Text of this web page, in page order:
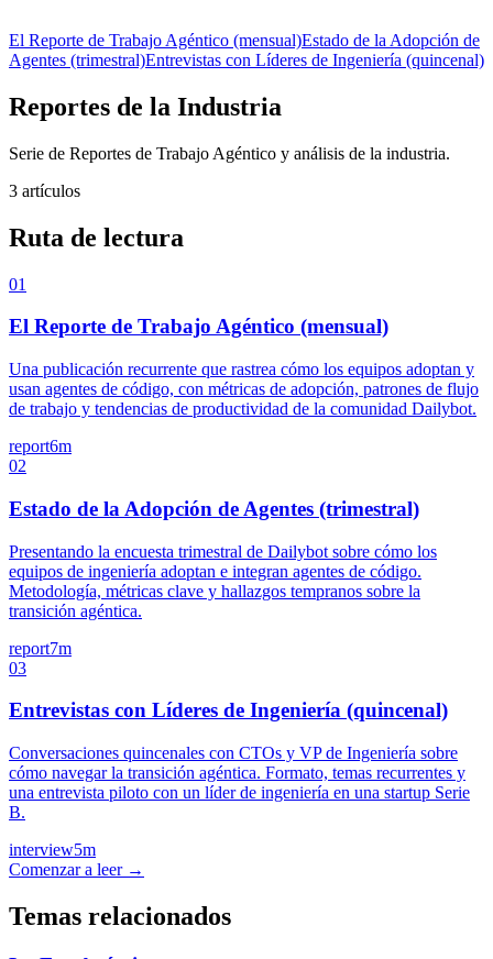
El Reporte de Trabajo Agéntico (mensual)Estado de la Adopción de
Agentes (trimestral)Entrevistas con Líderes de Ingeniería (quincenal)
Reportes de la Industria
Serie de Reportes de Trabajo Agéntico y análisis de la industria.
3 artículos
Ruta de lectura
01
El Reporte de Trabajo Agéntico (mensual)
Una publicación recurrente que rastrea cómo los equipos adoptan y
usan agentes de código, con métricas de adopción, patrones de flujo
de trabajo y tendencias de productividad de la comunidad Dailybot.
report6m
02
Estado de la Adopción de Agentes (trimestral)
Presentando la encuesta trimestral de Dailybot sobre cómo los
equipos de ingeniería adoptan e integran agentes de código.
Metodología, métricas clave y hallazgos tempranos sobre la
transición agéntica.
report7m
03
Entrevistas con Líderes de Ingeniería (quincenal)
Conversaciones quincenales con CTOs y VP de Ingeniería sobre
cómo navegar la transición agéntica. Formato, temas recurrentes y
una entrevista piloto con un líder de ingeniería en una startup Serie
B.
interview5m
Comenzar a leer →
Temas relacionados